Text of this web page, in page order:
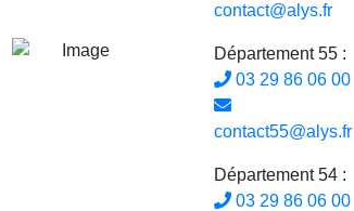
contact@alys.fr
Département 55 :
03 29 86 06 00
contact55@alys.fr
Département 54 :
03 29 86 06 00